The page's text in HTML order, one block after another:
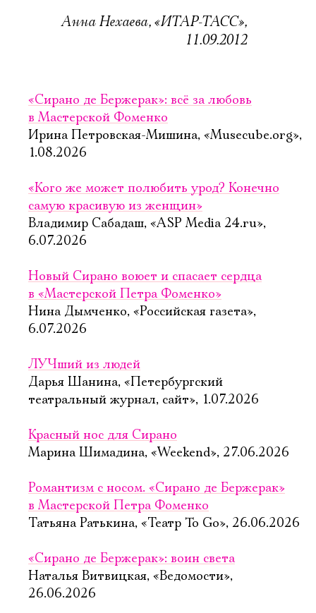
Анна Нехаева, «ИТАР-ТАСС»,
11.09.2012
«Сирано де Бержерак»: всё за любовь
в Мастерской Фоменко
Ирина Петровская-Мишина, «Musecube.org»,
1.08.2026
«Кого же может полюбить урод? Конечно
самую красивую из женщин»
Владимир Сабадаш, «ASP Media 24.ru»,
6.07.2026
Новый Сирано воюет и спасает сердца
в «Мастерской Петра Фоменко»
Нина Дымченко, «Российская газета»,
6.07.2026
ЛУЧший из людей
Дарья Шанина, «Петербургский
театральный журнал, сайт», 1.07.2026
Красный нос для Сирано
Марина Шимадина, «Weekend», 27.06.2026
Романтизм с носом. «Сирано де Бержерак»
в Мастерской Петра Фоменко
Татьяна Ратькина, «Театр To Go», 26.06.2026
«Сирано де Бержерак»: воин света
Наталья Витвицкая, «Ведомости»,
26.06.2026